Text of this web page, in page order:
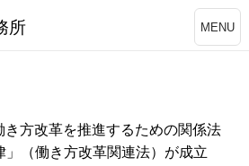
所 MENU
方改革を推進するための関係法
」（働き方改革関連法）が成立